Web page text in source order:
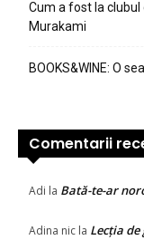
Cum a fost la clubul
Murakami
BOOKS&WINE: O
Comentarii
Adi la Bată-te-ar
Adina nic la Lecția